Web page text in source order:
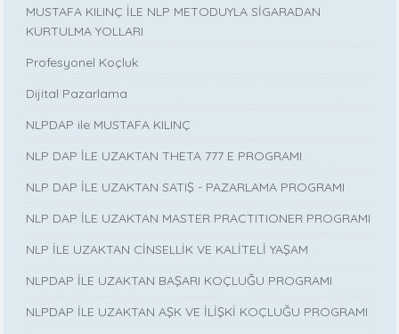
MUSTAFA KILINÇ İLE NLP METODUYLA SİGARADAN
KURTULMA YOLLARI
Profesyonel Koçluk
Dijital Pazarlama
NLPDAP ile MUSTAFA KILINÇ
NLP DAP İLE UZAKTAN THETA 777 E PROGRAMI
NLP DAP İLE UZAKTAN SATIŞ - PAZARLAMA PROGRAMI
NLP DAP İLE UZAKTAN MASTER PRACTITIONER PROGRAMI
NLP İLE UZAKTAN CİNSELLİK VE KALİTELİ YAŞAM
NLPDAP İLE UZAKTAN BAŞARI KOÇLUĞU PROGRAMI
NLPDAP İLE UZAKTAN AŞK VE İLİŞKİ KOÇLUĞU PROGRAMI